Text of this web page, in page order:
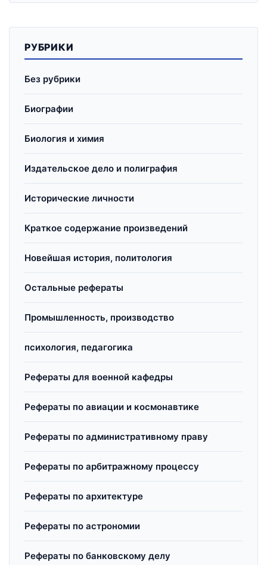
РУБРИКИ
Без рубрики
Биографии
Биология и химия
Издательское дело и полиграфия
Исторические личности
Краткое содержание произведений
Новейшая история, политология
Остальные рефераты
Промышленность, производство
психология, педагогика
Рефераты для военной кафедры
Рефераты по авиации и космонавтике
Рефераты по административному праву
Рефераты по арбитражному процессу
Рефераты по архитектуре
Рефераты по астрономии
Рефераты по банковскому делу